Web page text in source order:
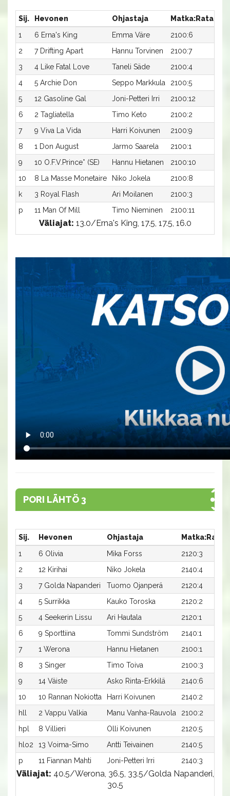
Sij. Hevonen Ohjastaja Matka:Rata
1
6 Erna's King Emma Väre 2100:6
2
7 Drifting Apart Hannu Torvinen 2100:7
3
4 Like Fatal Love Taneli Säde 2100:4
4
5 Archie Don Seppo Markkula 2100:5
5
12 Gasoline Gal Joni-Petteri Irri 2100:12
6
2 Tagliatella Timo Keto 2100:2
7
9 Viva La Vida Harri Koivunen 2100:9
8
1 Don August Jarmo Saarela 2100:1
9
10 O.F.V.Prince* (SE) Hannu Hietanen 2100:10
10
8 La Masse Monetaire Niko Jokela 2100:8
k
3 Royal Flash Ari Moilanen 2100:3
p
11 Man Of Mill Timo Nieminen 2100:11
Väliajat: 13.0/Erna's King, 17.5, 17.5, 16.0
PORI LÄHTÖ 3
Sij. Hevonen Ohjastaja Matka:Rata
1
6 Olivia Mika Forss 2120:3
2
12 Kirihai Niko Jokela 2140:4
3
7 Golda Napanderi Tuomo Ojanperä 2120:4
4
5 Surrikka Kauko Toroska 2120:2
5
4 Seekerin Lissu Ari Hautala 2120:1
6
9 Sporttiina Tommi Sundström 2140:1
7
1 Werona Hannu Hietanen 2100:1
8
3 Singer Timo Toiva 2100:3
9
14 Väiste Asko Rinta-Erkkilä 2140:6
10
10 Rannan Nokiotta Harri Koivunen 2140:2
hll
2 Vappu Valkia Manu Vanha-Rauvola 2100:2
hpl
8 Villieri Olli Koivunen 2120:5
hlo2
13 Voima-Simo Antti Teivainen 2140:5
p
11 Fiannan Mahti Joni-Petteri Irri 2140:3
Väliajat: 40.5/Werona, 36.5, 33.5/Golda Napanderi,
30.5